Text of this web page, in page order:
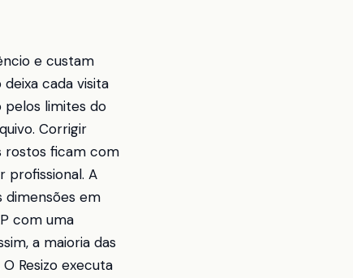
e custam
cada visita
pelos limites do
Corrigir
rostos ficam com
profissional. A
dimensões em
com uma
a maioria das
Resizo executa